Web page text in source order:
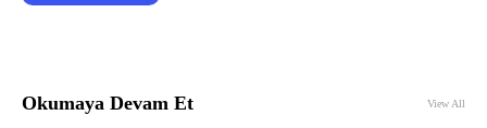
Okumaya Devam Et View All